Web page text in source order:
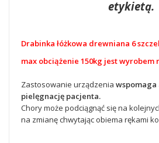
etykietą.
Drabinka łóżkowa drewniana 6
max obciążenie 150kg jest wyrobem
Zastosowanie urządzenia
pielęgnację pacjenta.
Chory może podciągnąć się na
na zmianę chwytając obiema rękami